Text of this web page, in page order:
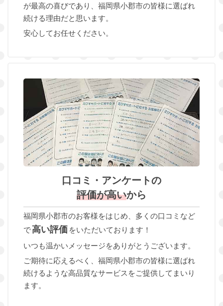
が最高の喜びであり、福岡県小郡市の皆様に選ばれ
続ける理由だと思います。
安心してお任せください。
口コミ・アンケートの
評価が高いから
福岡県小郡市のお客様をはじめ、多くの口コミなど
で高い評価 をいただいております！
いつも温かいメッセージをありがとうございます。
ご期待に応えるべく、福岡県小郡市の皆様に選ばれ
続けるような高品質なサービスをご提供してまいり
ます。